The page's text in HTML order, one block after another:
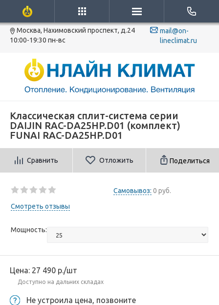
Москва, Нахимовский проспект, д.24
10:00-19:30 пн-вс
mail@on-
lineclimat.ru
Классическая сплит-система серии
DAIJIN RAC-DA25HP.D01 (комплект)
FUNAI RAC-DA25HP.D01
Сравнить Отложить Поделиться
Самовывоз: 0 руб.
Смотреть отзывы
Мощность:
Цена: 27 490 р./шт
Доступно на дальних складах
Не устроила цена, позвоните